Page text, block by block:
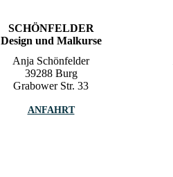
SCHÖNFELDER
Design und Malkurse
Anja Schönfelder
39288 Burg
Grabower Str. 33
ANFAHRT